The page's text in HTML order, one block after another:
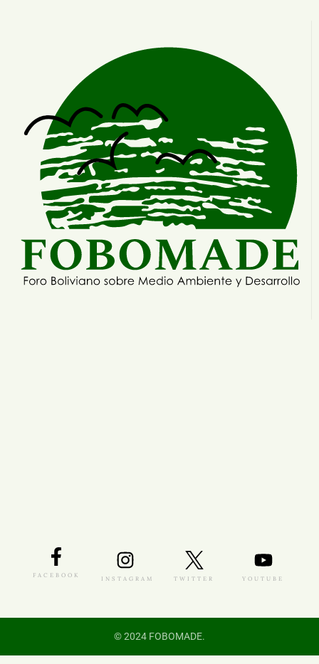
FACEBOOK INSTAGRAM TWITTER YOUTUBE
© 2024 FOBOMADE.